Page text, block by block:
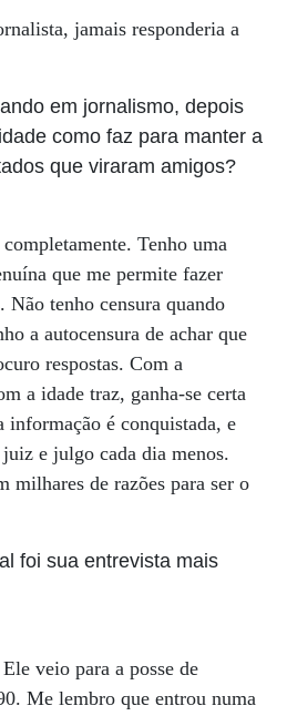
jamais responderia a
em jornalismo, depois
como faz para manter a
que viraram amigos?
Tenho uma
que me permite fazer
Não tenho censura quando
a autocensura de achar que
respostas. Com a
a idade traz, ganha-se certa
informação é conquistada, e
e julgo cada dia menos.
milhares de razões para ser o
foi sua entrevista mais
veio para a posse de
Me lembro que entrou numa